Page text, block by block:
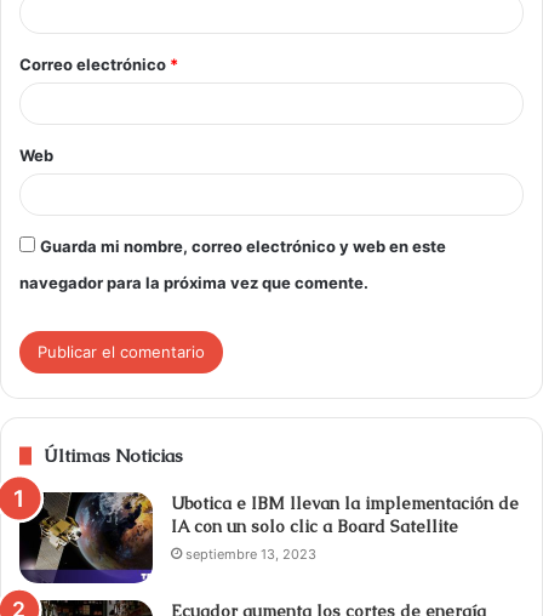
Correo electrónico *
Web
Guarda mi nombre, correo electrónico y web en este
navegador para la próxima vez que comente.
Últimas Noticias
Ubotica e IBM llevan la implementación de
IA con un solo clic a Board Satellite
septiembre 13, 2023